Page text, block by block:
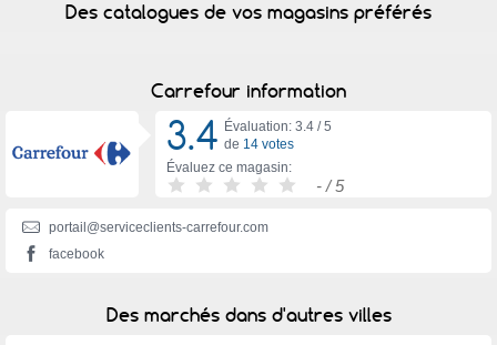
Des catalogues de vos magasins préférés
Carrefour information
3.4 Évaluation: 3.4 /5
de 14 votes
Évaluez ce magasin:
- / 5
portail@serviceclients-carrefour.com
facebook
Des marchés dans d'autres villes